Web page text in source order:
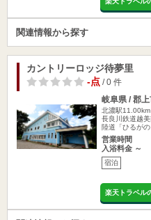
関連情報から探す
カントリーロッジ待夢里
-点/ 0 件
岐阜県 / 郡
北濃駅11.00km
長良川鉄道越
陸道「ひるがの
営業時間
入浴料金 ～
宿泊
楽天トラベル